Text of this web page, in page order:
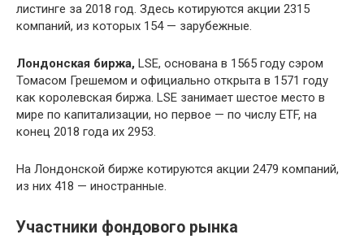
листинге за 2018 год. Здесь котируются акции 2315
компаний, из которых 154 — зарубежные.
Лондонская биржа, LSE, основана в 1565 году сэром
Томасом Грешемом и официально открыта в 1571 году
как королевская биржа. LSE занимает шестое место в
мире по капитализации, но первое — по числу ETF, на
конец 2018 года их 2953.
На Лондонской бирже котируются акции 2479 компаний,
из них 418 — иностранные.
Участники фондового рынка